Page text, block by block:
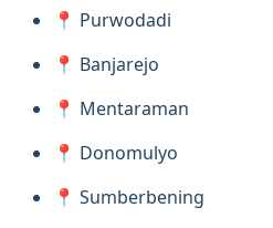
📍 Purwodadi
📍 Banjarejo
📍 Mentaraman
📍 Donomulyo
📍 Sumberbening